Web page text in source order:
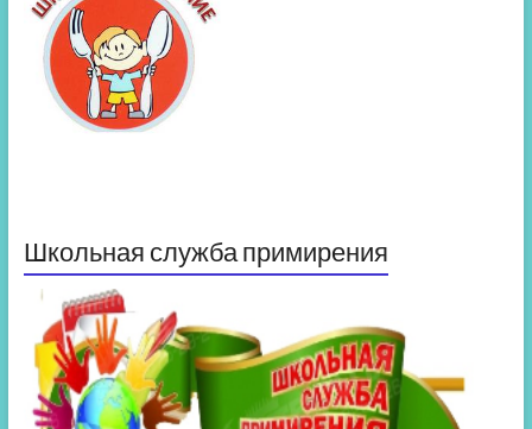
Школьная служба примирения